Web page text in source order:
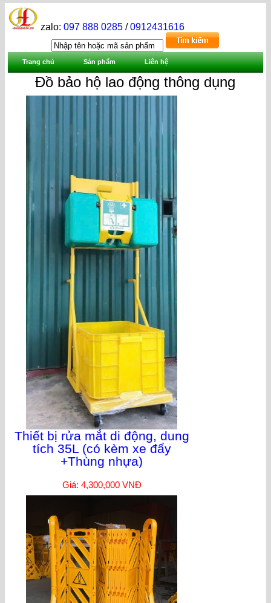
zalo:097 888 0285 /0912431616
Trang chủ Sản phẩm Liên hệ
Đồ bảo hộ lao động thông dụng
Thiết bị rửa mắt di động, dung
tích 35L (có kèm xe đẩy
+Thùng nhựa)
Giá: 4,300,000 VNĐ